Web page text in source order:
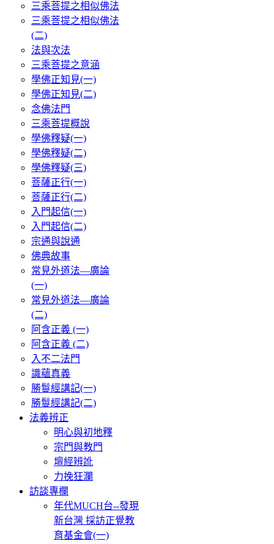
三乘菩提之相似佛法
三乘菩提之相似佛法
(二)
法與次法
三乘菩提之意涵
學佛正知見(一)
學佛正知見(二)
念佛法門
三乘菩提概說
學佛釋疑(一)
學佛釋疑(二)
學佛釋疑(三)
菩薩正行(一)
菩薩正行(二)
入門起信(一)
入門起信(二)
宗通與說通
佛典故事
常見外道法—廣論
(一)
常見外道法—廣論
(二)
阿含正義 (一)
阿含正義 (二)
入不二法門
識蘊真義
勝鬘經講記(一)
勝鬘經講記(二)
法義辨正
明心與初地釋
宗門與教門
壇經辨訛
力挽狂瀾
訪談專欄
年代MUCH台--發現
新台灣 採訪正覺教
育基金會(一)